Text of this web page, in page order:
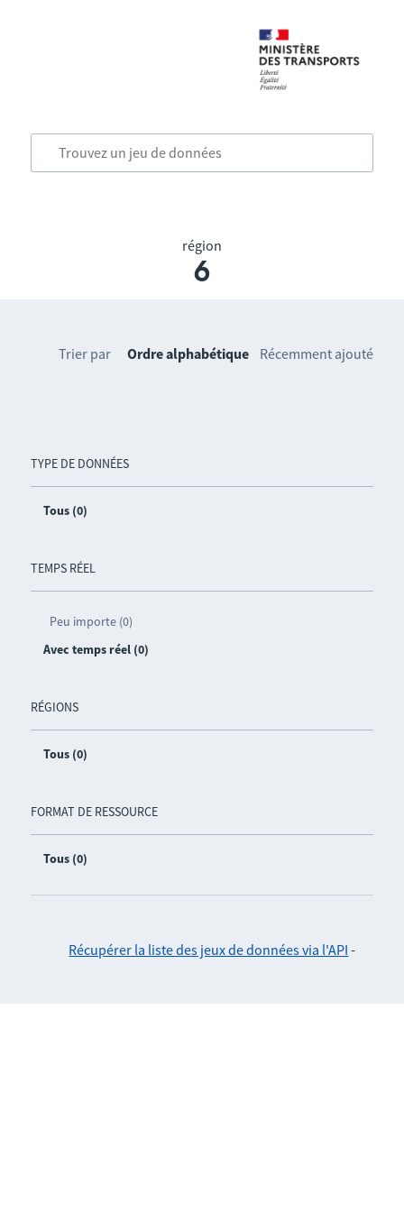
région
6
TYPE DE DONNÉES
Tous (0)
TEMPS RÉEL
Peu importe (0)
Avec temps réel (0)
RÉGIONS
Tous (0)
FORMAT DE RESSOURCE
Tous (0)
Trier par Ordre alphabétique Récemment ajouté
Récupérer la liste des jeux de données via l'API -